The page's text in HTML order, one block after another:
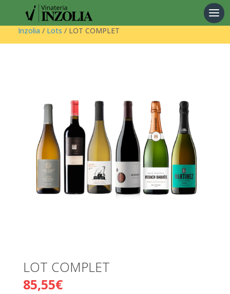
Products
search
Inzolia / Lots / LOT COMPLET
LOT COMPLET
85,55€